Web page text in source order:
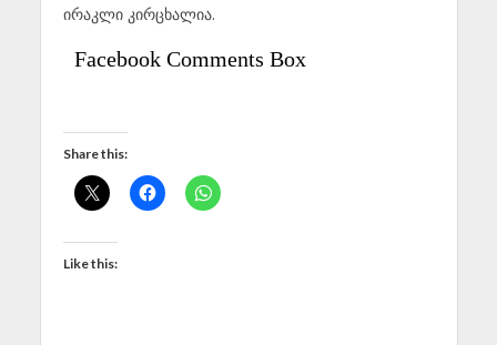
ირაკლი კირცხალია.
Facebook Comments Box
Share this:
Like this: